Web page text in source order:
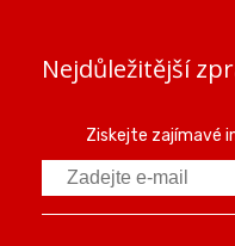
Nejdůležitější
Ziskejte zajímavé